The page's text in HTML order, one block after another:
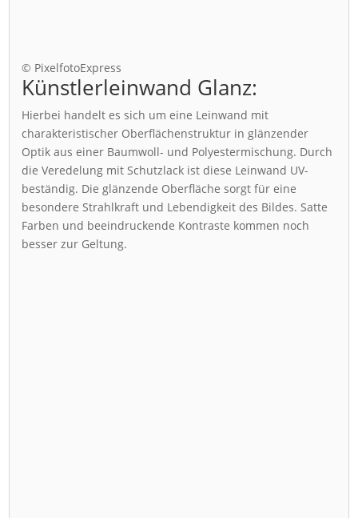
© PixelfotoExpress
Künstlerleinwand Glanz:
Hierbei handelt es sich um eine Leinwand mit
charakteristischer Oberflächenstruktur in glänzender
Optik aus einer Baumwoll- und Polyestermischung. Durch
die Veredelung mit Schutzlack ist diese Leinwand UV-
beständig. Die glänzende Oberfläche sorgt für eine
besondere Strahlkraft und Lebendigkeit des Bildes. Satte
Farben und beeindruckende Kontraste kommen noch
besser zur Geltung.